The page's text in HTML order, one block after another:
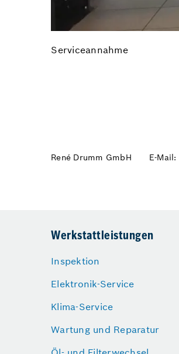
Serviceannahme
René Drumm GmbH E-Mail:
Werkstattleistungen
Inspektion
Elektronik-Service
Klima-Service
Wartung und Reparatur